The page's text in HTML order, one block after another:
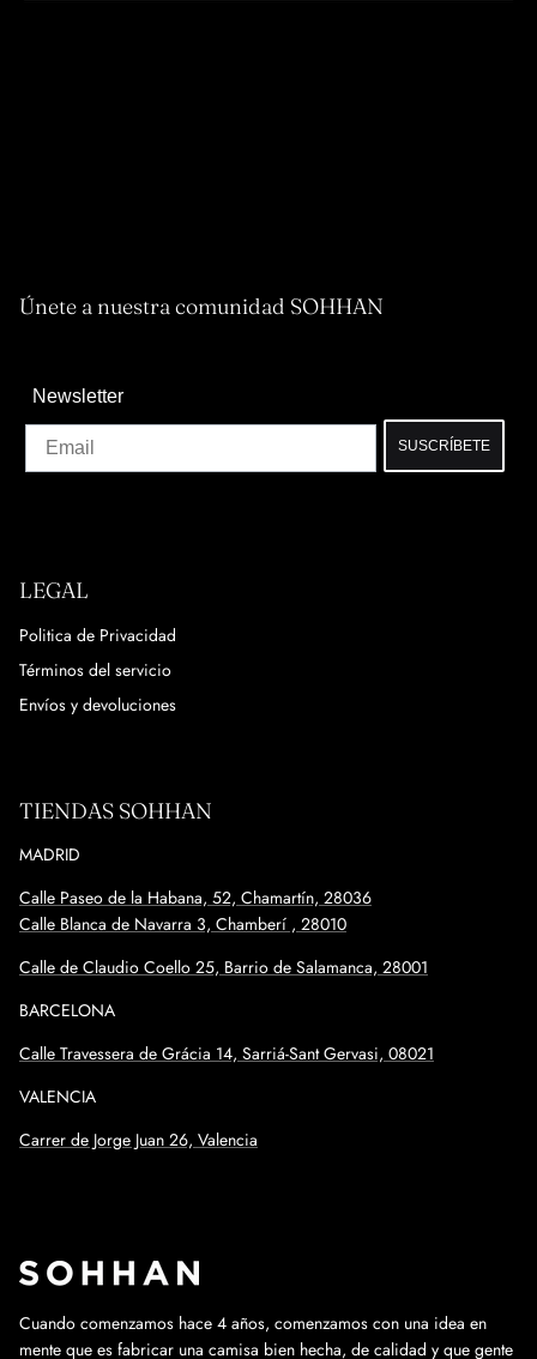
Únete a nuestra comunidad SOHHAN
Newsletter
SUSCRÍBETE
LEGAL
Politica de Privacidad
Términos del servicio
Envíos y devoluciones
TIENDAS SOHHAN
MADRID
Calle Paseo de la Habana, 52, Chamartín, 28036
Calle Blanca de Navarra 3, Chamberí , 28010
Calle de Claudio Coello 25, Barrio de Salamanca, 28001
BARCELONA
Calle Travessera de Grácia 14, Sarriá-Sant Gervasi, 08021
VALENCIA
Carrer de Jorge Juan 26, Valencia
Cuando comenzamos hace 4 años, comenzamos con una idea en
mente que es fabricar una camisa bien hecha, de calidad y que gente